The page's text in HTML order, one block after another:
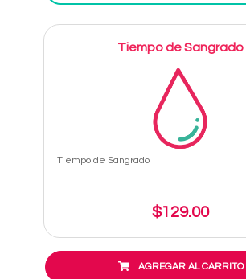
Tiempo de Sangrado
Tiempo de Sangrado
$129.00
AGREGAR AL CARRITO